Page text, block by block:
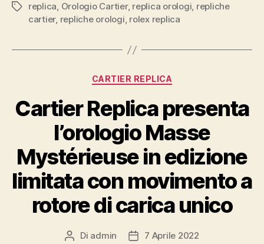
Tag replica, Orologio Cartier, replica orologi, repliche
cartier, repliche orologi, rolex replica
Categorie
CARTIER REPLICA
Cartier Replica presenta
l’orologio Masse
Mystérieuse in edizione
limitata con movimento a
rotore di carica unico
Autore
Di admin
Data7 Aprile 2022